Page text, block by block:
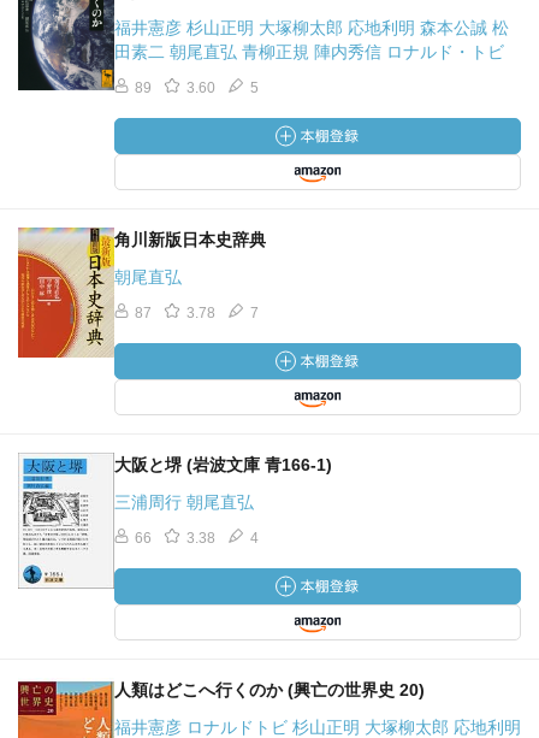
福井憲彦 杉山正明 大塚柳太郎 応地利明 森本公誠 松
田素二 朝尾直弘 青柳正規 陣内秀信 ロナルド・トビ
89 3.60 5
角川新版日本史辞典
朝尾直弘
87 3.78 7
大阪と堺 (岩波文庫 青166-1)
三浦周行 朝尾直弘
66 3.38 4
人類はどこへ行くのか (興亡の世界史 20)
福井憲彦 ロナルドトビ 杉山正明 大塚柳太郎 応地利明